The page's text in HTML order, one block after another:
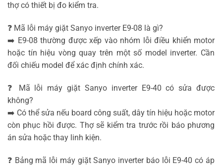
thợ có thiết bị đo kiểm tra.
❓ Mã lỗi máy giặt Sanyo inverter E9-08 là gì?
➡️ E9-08 thường được xếp vào nhóm lỗi điều khiển motor
hoặc tín hiệu vòng quay trên một số model inverter. Cần
đối chiếu model để xác định chính xác.
❓ Mã lỗi máy giặt Sanyo inverter E9-40 có sửa được
không?
➡️ Có thể sửa nếu board công suất, dây tín hiệu hoặc motor
còn phục hồi được. Thợ sẽ kiểm tra trước rồi báo phương
án sửa hoặc thay linh kiện.
❓ Bảng mã lỗi máy giặt Sanyo inverter báo lỗi E9-40 có áp